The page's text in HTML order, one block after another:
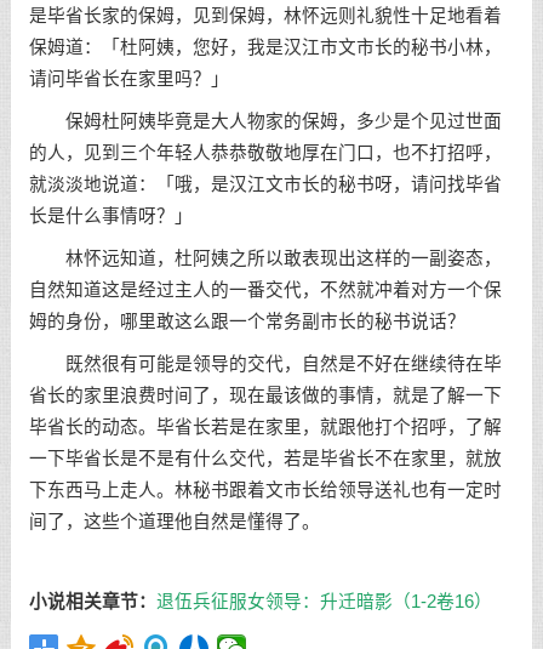
是毕省长家的保姆，见到保姆，林怀远则礼貌性十足地看着
保姆道：「杜阿姨，您好，我是汉江市文市长的秘书小林，
请问毕省长在家里吗？」
保姆杜阿姨毕竟是大人物家的保姆，多少是个见过世面
的人，见到三个年轻人恭恭敬敬地厚在门口，也不打招呼，
就淡淡地说道：「哦，是汉江文市长的秘书呀，请问找毕省
长是什么事情呀？」
林怀远知道，杜阿姨之所以敢表现出这样的一副姿态，
自然知道这是经过主人的一番交代，不然就冲着对方一个保
姆的身份，哪里敢这么跟一个常务副市长的秘书说话？
既然很有可能是领导的交代，自然是不好在继续待在毕
省长的家里浪费时间了，现在最该做的事情，就是了解一下
毕省长的动态。毕省长若是在家里，就跟他打个招呼，了解
一下毕省长是不是有什么交代，若是毕省长不在家里，就放
下东西马上走人。林秘书跟着文市长给领导送礼也有一定时
间了，这些个道理他自然是懂得了。
小说相关章节： 退伍兵征服女领导：升迁暗影（1-2卷16）